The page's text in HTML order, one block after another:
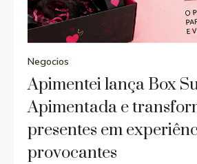
Negocios
Apimentei lança Box
Apimentada e
presentes em
provocantes